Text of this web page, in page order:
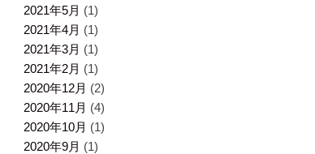
2021年5月 (1)
2021年4月 (1)
2021年3月 (1)
2021年2月 (1)
2020年12月 (2)
2020年11月 (4)
2020年10月 (1)
2020年9月 (1)